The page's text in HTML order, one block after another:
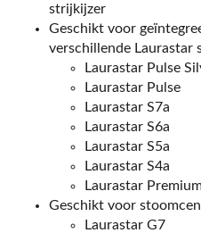
strijkijzer
Geschikt voor
verschillende Laurastar
Laurastar Pulse
Laurastar Pulse
Laurastar S7a
Laurastar S6a
Laurastar S5a
Laurastar S4a
Laurastar
Geschikt voor
Laurastar G7